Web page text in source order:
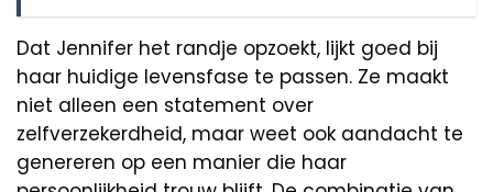
Dat Jennifer het randje opzoekt, lijkt goed bij
haar huidige levensfase te passen. Ze maakt
niet alleen een statement over
zelfverzekerdheid, maar weet ook aandacht te
genereren op een manier die haar